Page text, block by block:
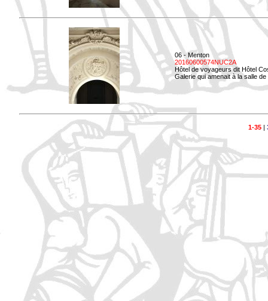
06 - Menton
20160600574NUC2A
Hôtel de voyageurs dit Hôtel
Galerie qui amenait à la salle
1-35|